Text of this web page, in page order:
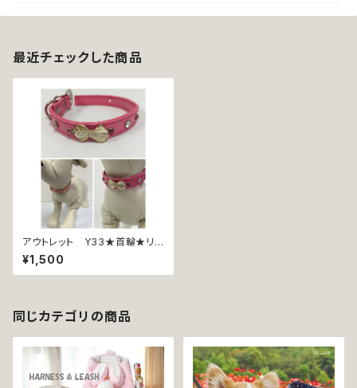
最近チェックした商品
アウトレット Y33★首輪★リ
ボンモチーフ★ピンク★ストー
ン★小型犬
¥1,500
同じカテゴリの商品